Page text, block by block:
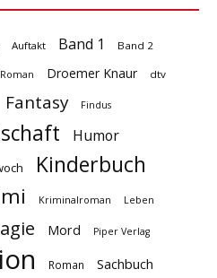
Auftakt Band 1 Band 2
Droemer Knaur dtv
Fantasy Findus
Humor
Kinderbuch
Kriminalroman Leben
Mord Piper Verlag
Roman Sachbuch